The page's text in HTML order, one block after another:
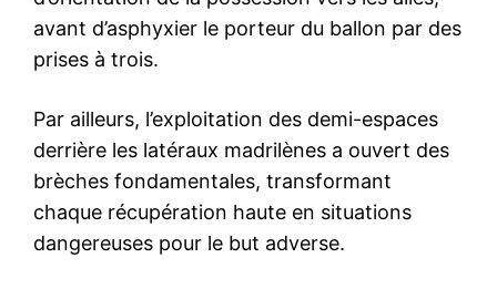
avant d’asphyxier le porteur du ballon par des
prises à trois.
Par ailleurs, l’exploitation des demi-espaces
derrière les latéraux madrilènes a ouvert des
brèches fondamentales, transformant
chaque récupération haute en situations
dangereuses pour le but adverse.